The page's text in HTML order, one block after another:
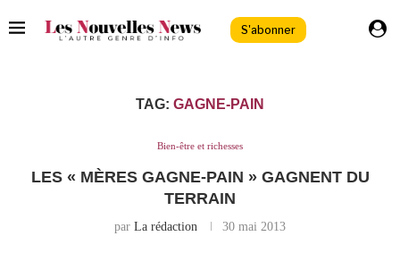
S'abonner
TAG: GAGNE-PAIN
Bien-être et richesses
LES « MÈRES GAGNE-PAIN » GAGNENT DU
TERRAIN
par La rédaction 30 mai 2013